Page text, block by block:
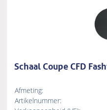
Schaal Coupe CFD
Afmeting:
Artikelnummer: